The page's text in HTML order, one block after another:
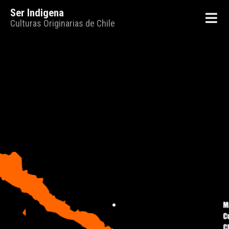
Ser Indigena
Culturas Originarias de Chile
.
.